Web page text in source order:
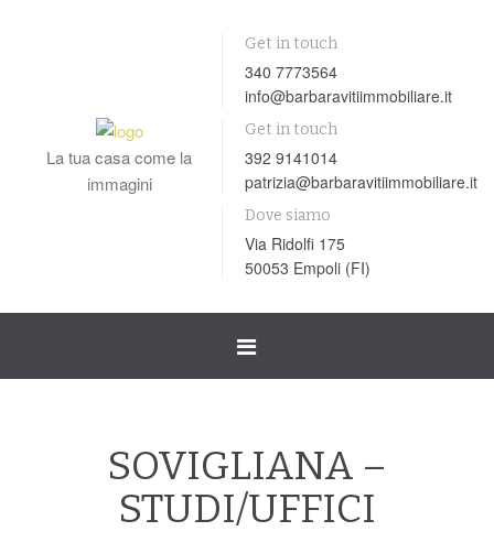
La tua casa come la
immagini
Get in touch
340 7773564
info@barbaravitiimmobiliare.it
Get in touch
392 9141014
patrizia@barbaravitiimmobiliare.it
Dove siamo
Via Ridolfi 175
50053 Empoli (FI)
Toggle
SOVIGLIANA –
STUDI/UFFICI